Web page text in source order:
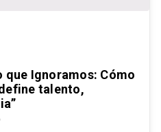
que Ignoramos: Cómo
talento,